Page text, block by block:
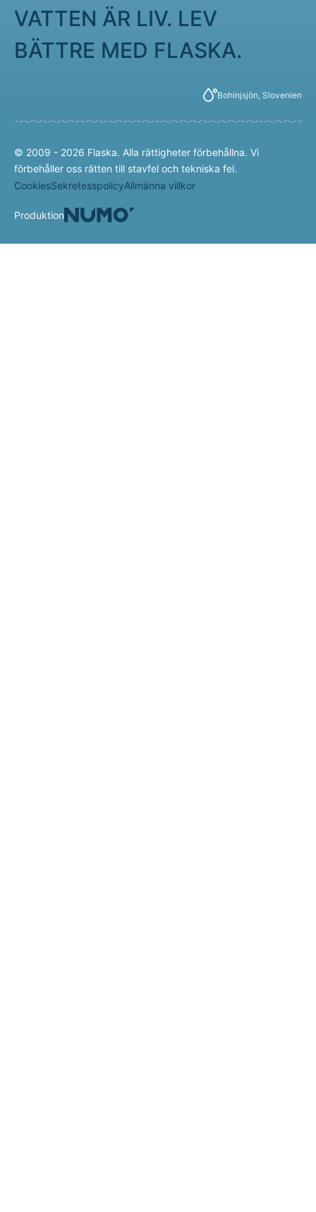
VATTEN ÄR LIV. LEV
BÄTTRE MED FLASKA.
Bohinjsjön, Slovenien
© 2009 - 2026 Flaska. Alla rättigheter förbehållna. Vi
förbehåller oss rätten till stavfel och tekniska fel.
CookiesSekretesspolicyAllmänna villkor
Produktion